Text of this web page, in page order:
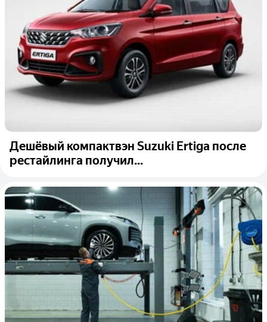
Дешёвый компактвэн Suzuki Ertiga после
рестайлинга получил...